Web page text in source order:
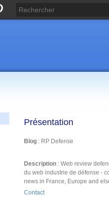
Présentation
Blog : RP Defense
Description : Web review
du web industrie de défense -
news in France, Europe and
Contact